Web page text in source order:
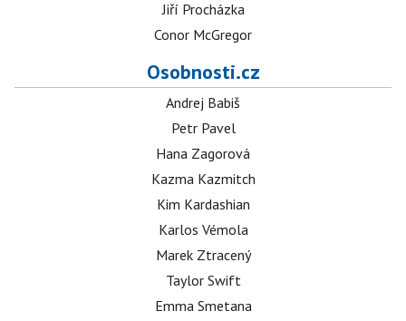
Jiří Procházka
Conor McGregor
Osobnosti.cz
Andrej Babiš
Petr Pavel
Hana Zagorová
Kazma Kazmitch
Kim Kardashian
Karlos Vémola
Marek Ztracený
Taylor Swift
Emma Smetana